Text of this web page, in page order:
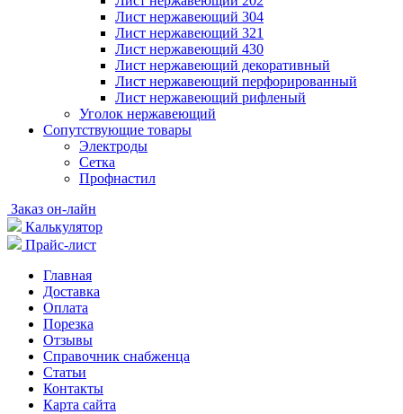
Лист нержавеющий 304
Лист нержавеющий 321
Лист нержавеющий 430
Лист нержавеющий декоративный
Лист нержавеющий перфорированный
Лист нержавеющий рифленый
Уголок нержавеющий
Cопутствующие товары
Электроды
Сетка
Профнастил
Заказ он-лайн
Калькулятор
Прайс-лист
Главная
Доставка
Оплата
Порезка
Отзывы
Справочник снабженца
Статьи
Контакты
Карта сайта